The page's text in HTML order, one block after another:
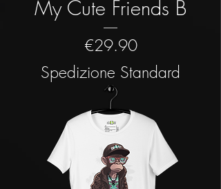
My Cute Friends B
Price
€29.90
Spedizione Standard